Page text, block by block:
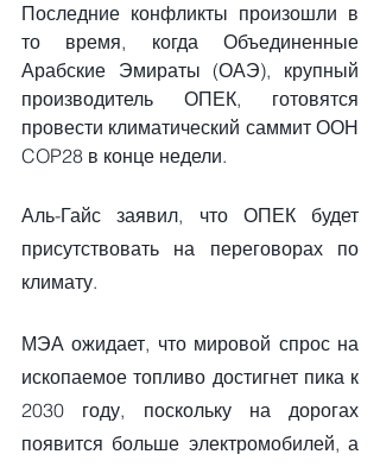
Последние конфликты произошли в
то время, когда Объединенные
Арабские Эмираты (ОАЭ), крупный
производитель ОПЕК, готовятся
провести климатический саммит ООН
COP28 в конце недели.
Аль-Гайс заявил, что ОПЕК будет
присутствовать на переговорах по
климату.
МЭА ожидает, что мировой спрос на
ископаемое топливо достигнет пика к
2030 году, поскольку на дорогах
появится больше электромобилей, а